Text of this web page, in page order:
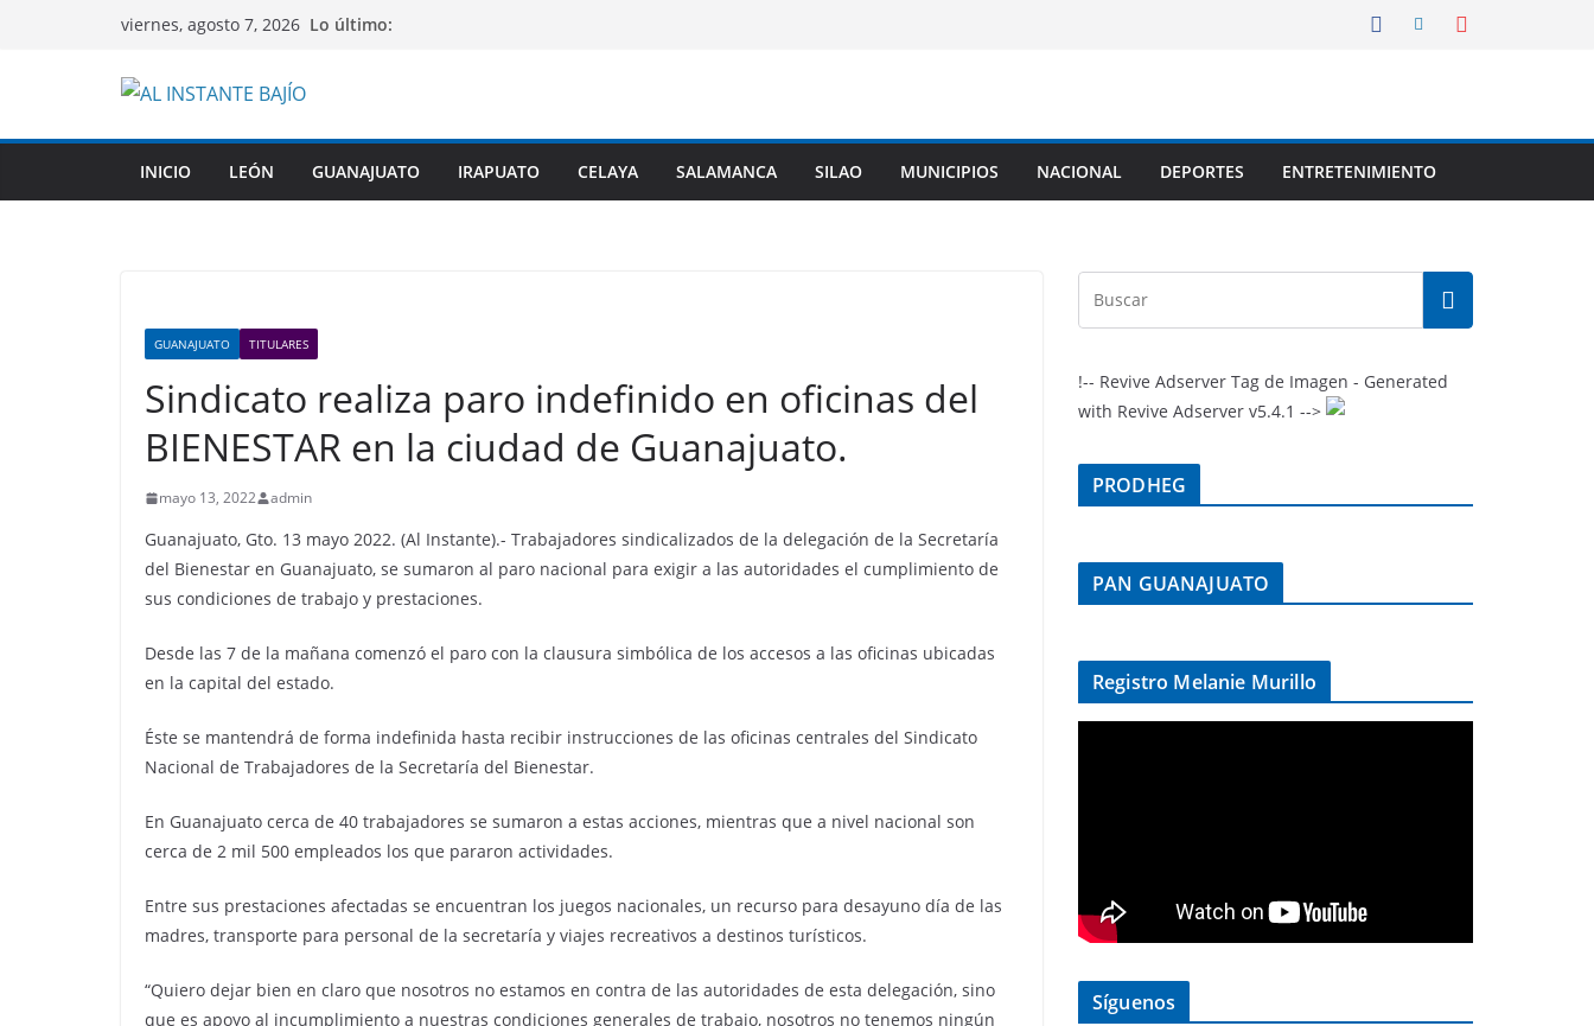
viernes, agosto 7, 2026 Lo último:
INICIO LEÓN GUANAJUATO IRAPUATO CELAYA SALAMANCA SILAO MUNICIPIOS NACIONAL DEPORTES ENTRETENIMIENTO
GUANAJUATO TITULARES
Sindicato realiza paro indefinido en oficinas del
BIENESTAR en la ciudad de Guanajuato.
mayo 13, 2022 admin
Guanajuato, Gto. 13 mayo 2022. (Al Instante).- Trabajadores sindicalizados de la delegación de la Secretaría
del Bienestar en Guanajuato, se sumaron al paro nacional para exigir a las autoridades el cumplimiento de
sus condiciones de trabajo y prestaciones.
Desde las 7 de la mañana comenzó el paro con la clausura simbólica de los accesos a las oficinas ubicadas
en la capital del estado.
Éste se mantendrá de forma indefinida hasta recibir instrucciones de las oficinas centrales del Sindicato
Nacional de Trabajadores de la Secretaría del Bienestar.
En Guanajuato cerca de 40 trabajadores se sumaron a estas acciones, mientras que a nivel nacional son
cerca de 2 mil 500 empleados los que pararon actividades.
Entre sus prestaciones afectadas se encuentran los juegos nacionales, un recurso para desayuno día de las
madres, transporte para personal de la secretaría y viajes recreativos a destinos turísticos.
“Quiero dejar bien en claro que nosotros no estamos en contra de las autoridades de esta delegación, sino
que es apoyo al incumplimiento a nuestras condiciones generales de trabajo, nosotros no tenemos ningún
!-- Revive Adserver Tag de Imagen - Generated
with Revive Adserver v5.4.1 -->
PRODHEG
PAN GUANAJUATO
Registro Melanie Murillo
Síguenos